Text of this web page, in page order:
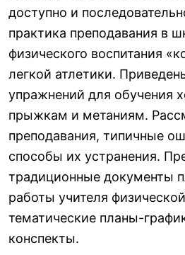
доступно и
практика преподавания в
физического воспитания
легкой атлетики.
упражнений для обучения
прыжкам и метаниям.
преподавания, типичные
способы их устранения.
традиционные документы
работы учителя
тематические планы-
конспекты.